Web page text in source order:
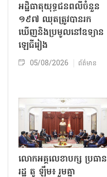
អដ្ឋិធាតុយុទ្ធជនពលីចំនួន
១៩៧ ឈុតត្រូវបានរក
ឃើញនិងប្រមូលនៅឧទ្យាន
ឡេធីរៀង
05/08/2026 ព័ត៌មាន
លោក​អគ្គលេខាបក្ស ប្រធាន
រដ្ឋ តូ ឡឹម៖ រួមគ្នា